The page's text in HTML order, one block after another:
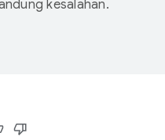
kesalahan.